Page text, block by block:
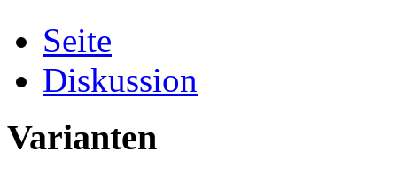
Seite
Diskussion
Varianten